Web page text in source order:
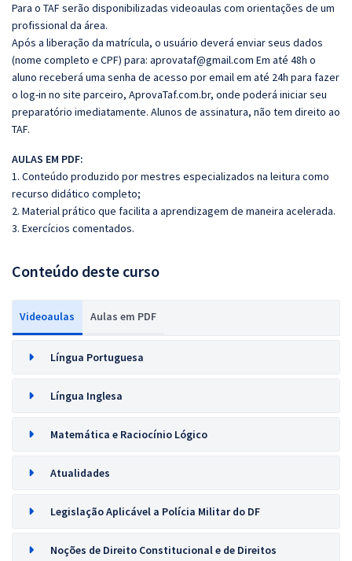
Para o TAF serão disponibilizadas videoaulas com orientações de um
profissional da área.
Após a liberação da matrícula, o usuário deverá enviar seus dados
(nome completo e CPF) para: aprovataf@gmail.com Em até 48h o
aluno receberá uma senha de acesso por email em até 24h para fazer
o log-in no site parceiro, AprovaTaf.com.br, onde poderá iniciar seu
preparatório imediatamente. Alunos de assinatura, não tem direito ao
TAF.
AULAS EM PDF:
1. Conteúdo produzido por mestres especializados na leitura como
recurso didático completo;
2. Material prático que facilita a aprendizagem de maneira acelerada.
3. Exercícios comentados.
Conteúdo deste curso
Videoaulas Aulas em PDF
Língua Portuguesa
Língua Inglesa
Matemática e Raciocínio Lógico
Atualidades
Legislação Aplicável a Polícia Militar do DF
Noções de Direito Constitucional e de Direitos